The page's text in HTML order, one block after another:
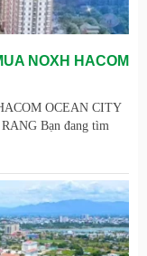
NOXH HACOM
OCEAN CITY
Bạn đang tìm